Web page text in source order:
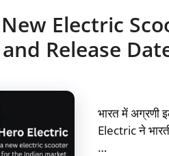
Electric
Release
भारत में अग्रणी
Electric ने
…